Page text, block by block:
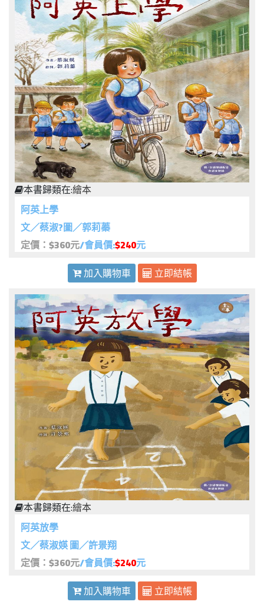
本書歸類在:繪本
阿英上學
文／蔡淑?圖／郭莉蓁
定價：$360元/會員價:$240元
加入購物車
立即結帳
本書歸類在:繪本
阿英放學
文／蔡淑媖 圖／許景翔
定價：$360元/會員價:$240元
加入購物車
立即結帳